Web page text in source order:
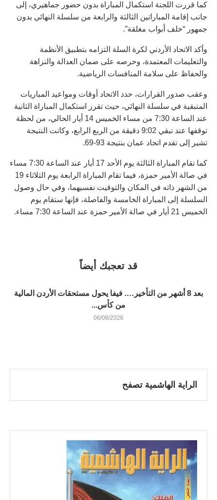
كما قررت اللجنة استكمال المباراة بدون حضور جماهيري، إلى
جانب إقامة المباراتين الثالثة والرابعة من سلسلة النهائي بدون
جمهور “خلف أبواب مغلقة”.
وأكد الاتحاد الأردني لكرة السلة التزامه بتطبيق الأنظمة
والتعليمات المعتمدة، وحرصه على ضمان العدالة والنزاهة
والحفاظ على سلامة المنافسات الرياضية.
وعقب صدور القرارات، حدد الاتحاد أوقات ومواعيد المباريات
المتبقية في سلسلة النهائي، حيث تقرر استكمال المباراة الثانية
عند الساعة 7:30 من مساء الخميس 14 أيار الحالي، من لحظة
توقفها عند تبقي 9:02 دقيقة من الربع الرابع، وكانت النتيجة
تشير إلى تقدم اتحاد عمان بنتيجة 93-69.
كما تقام المباراة الثالثة يوم الأحد 17 أيار عند الساعة 7:30 مساء
في صالة الأمير حمزة، فيما تقام المباراة الرابعة يوم الثلاثاء 19
من الشهر ذاته في المكان والتوقيت نفسيهما، وفي حال وصول
السلسلة إلى المباراة الخامسة والفاصلة، فإنها ستقام يوم
الخميس 21 أيار في صالة الأمير حمزة عند الساعة 7:30 مساء.
قد تعجبك أيضاً
بعد 8 أشهر من التأخير…. فيفا يحول مستحقات الأردن المالية
من كأس...
06/08/2026
الراية الهاشمية تصفح